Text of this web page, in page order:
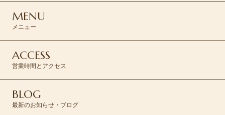
MENU
メニュー
ACCESS
営業時間とアクセス
BLOG
最新のお知らせ・ブログ